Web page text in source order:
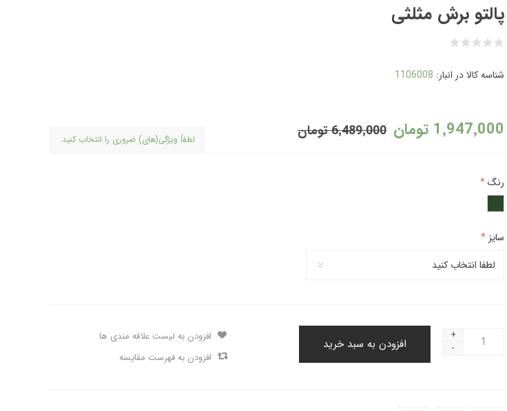
پالتو برش مثلثی
شناسه کالا در انبار: 1106008
6٬489٬000 تومان 1٬947٬000 تومان لطفاً ویژگی(های) ضروری را انتخاب کنید.
رنگ*
سایز *
+
-
افزودن به سبد خرید
افزودن به لیست علاقه مندی ها
افزودن به فهرست مقایسه